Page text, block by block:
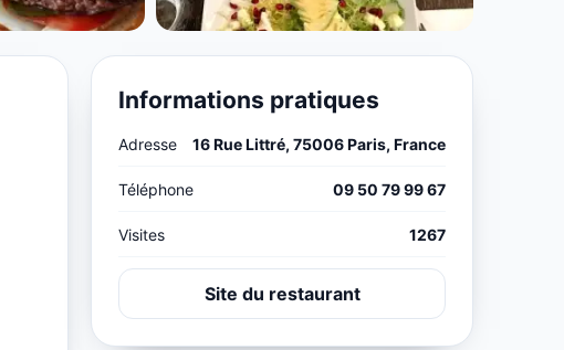
Informations pratiques
Adresse 16 Rue Littré, 75006 Paris, France
Téléphone 09 50 79 99 67
Visites 1267
Site du restaurant